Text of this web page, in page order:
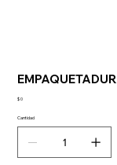
Precio
$ 0
Cantidad